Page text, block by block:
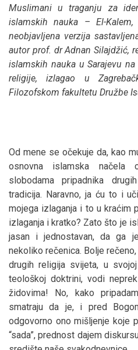
Muslimani u traganju za
islamskih nauka – El-
neobjavljena verzija
autor prof. dr Adnan Silajdžić,
islamskih nauka u Sarajevu
religije, izlagao u
Filozofskom fakultetu Družbe
Od mene se očekuje da, kao
osnovna islamska
slobodama pripadnika
tradicija. Naravno, ja ću to i
mojega izlaganja i to u kraćim
izlaganja i kratko? Zato što je
jasan i jednostavan, da ga
nekoliko rečenica. Bolje
drugih religija svijeta, u
teološkoj doktrini, vodi
židovima! No, kako
smatraju da je, i pred
odgovorno ono mišljenje koje
“sada”, prednost dajem